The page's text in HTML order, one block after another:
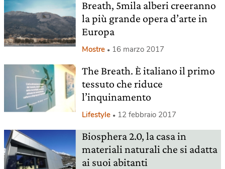
Breath, 5mila alberi creeranno
la più grande opera d’arte in
Europa
Mostre 16 marzo 2017
The Breath. È italiano il primo
tessuto che riduce
l’inquinamento
Lifestyle 12 febbraio 2017
Biosphera 2.0, la casa in
materiali naturali che si adatta
ai suoi abitanti